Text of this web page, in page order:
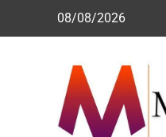
08/08/2026